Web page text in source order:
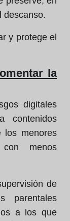
descanso.
y protege el
la
digitales
contenidos
los menores
menos
de
parentales
a los que